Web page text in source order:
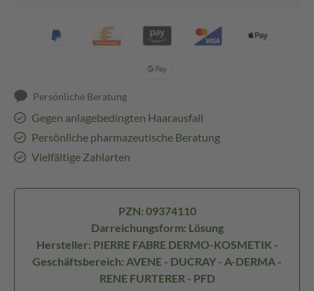
Persönliche Beratung
Gegen anlagebedingten Haarausfall
Persönliche pharmazeutische Beratung
Vielfältige Zahlarten
PZN: 09374110
Darreichungsform: Lösung
Hersteller: PIERRE FABRE DERMO-KOSMETIK -
Geschäftsbereich: AVENE - DUCRAY - A-DERMA -
RENE FURTERER - PFD